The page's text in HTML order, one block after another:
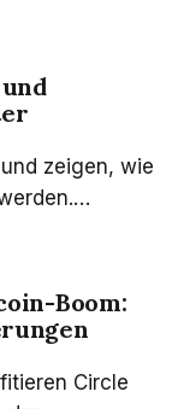
zeigen, wie
Boom:
Circle